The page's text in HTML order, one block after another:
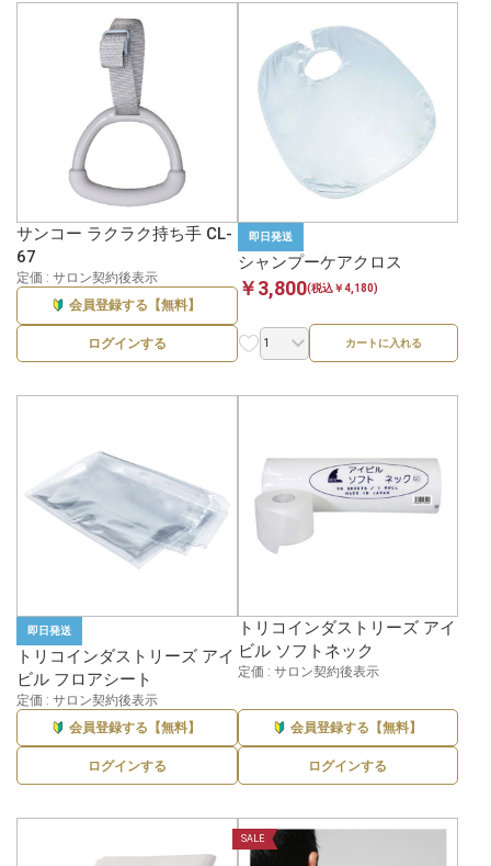
サンコー ラクラク持ち手 CL-
67
定価 : サロン契約後表示
会員登録する【無料】
ログインする
即日発送
シャンプーケアクロス
￥3,800(税込￥4,180)
カートに入れる
即日発送
トリコインダストリーズ アイ
ビル フロアシート
定価 : サロン契約後表示
会員登録する【無料】
ログインする
トリコインダストリーズ アイ
ビル ソフトネック
定価 : サロン契約後表示
会員登録する【無料】
ログインする
SALE